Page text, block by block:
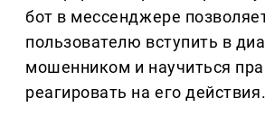
бот в мессенджере
пользователю вступить в
мошенником и научиться
реагировать на его действия.